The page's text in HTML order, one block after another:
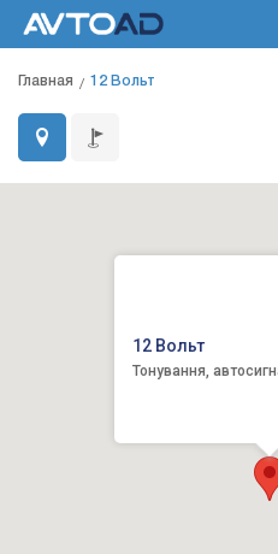
Главная 12 Вольт
12 Вольт
Тонування,